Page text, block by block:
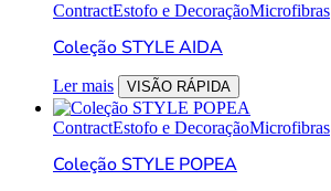
ContractEstofo e DecoraçãoMicrofibras
Coleção STYLE AIDA
Ler mais VISÃO RÁPIDA
ContractEstofo e DecoraçãoMicrofibras
Coleção STYLE POPEA